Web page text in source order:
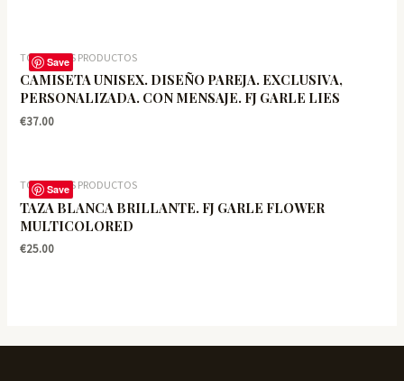
€18.00.€15.00.
Save
TODOS LOS PRODUCTOS
CAMISETA UNISEX. DISEÑO PAREJA. EXCLUSIVA,
PERSONALIZADA. CON MENSAJE. FJ GARLE LIES
€37.00
Save
TODOS LOS PRODUCTOS
TAZA BLANCA BRILLANTE. FJ GARLE FLOWER
MULTICOLORED
€25.00